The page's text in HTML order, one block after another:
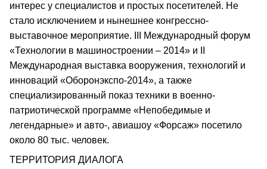
интерес у специалистов и простых посетителей. Не
стало исключением и нынешнее конгрессно-
выставочное мероприятие. III Международный форум
«Технологии в машиностроении – 2014» и II
Международная выставка вооружения, технологий и
инноваций «Оборонэкспо-2014», а также
специализированный показ техники в военно-
патриотической программе «Непобедимые и
легендарные» и авто-, авиашоу «Форсаж» посетило
около 80 тыс. человек.
ТЕРРИТОРИЯ ДИАЛОГА